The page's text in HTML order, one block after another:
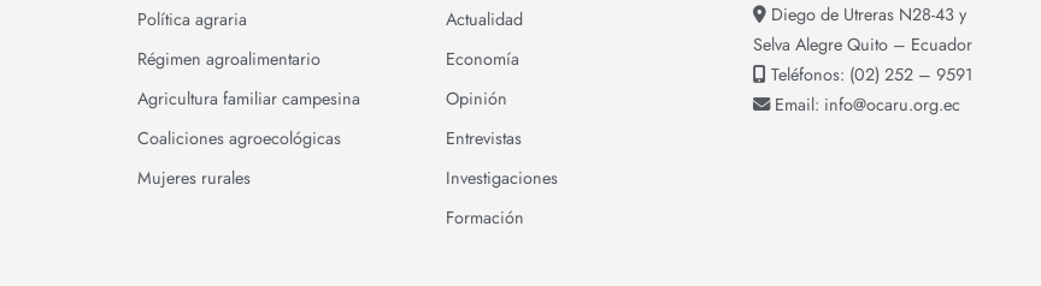
Política agraria
Régimen agroalimentario
Agricultura familiar campesina
Coaliciones agroecológicas
Mujeres rurales
Actualidad
Economía
Opinión
Entrevistas
Investigaciones
Formación
Diego de Utreras N28-43 y
Selva Alegre Quito – Ecuador
Teléfonos: (02) 252 – 9591
Email: info@ocaru.org.ec